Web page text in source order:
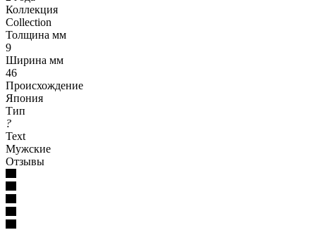
Коллекция
Collection
Толщина мм
9
Ширина мм
46
Происхождение
Япония
Тип
?
Text
Мужские
Отзывы